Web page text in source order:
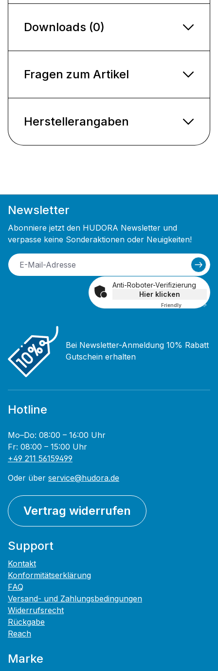
Downloads (0)
Fragen zum Artikel
Herstellerangaben
Newsletter
Abonniere jetzt den HUDORA Newsletter und
verpasse keine Sonderaktionen oder Neuigkeiten!
Anti-Roboter-Verifizierung
Hier klicken
Friendly Captcha ⇗
Bei Newsletter-Anmeldung 10% Rabatt
Gutschein erhalten
Hotline
Mo–Do: 08:00 – 16:00 Uhr
Fr: 08:00 – 15:00 Uhr
+49 211 56159499
Oder über service@hudora.de
Vertrag widerrufen
Support
Kontakt
Konformitätserklärung
FAQ
Versand- und Zahlungsbedingungen
Widerrufsrecht
Rückgabe
Reach
Marke